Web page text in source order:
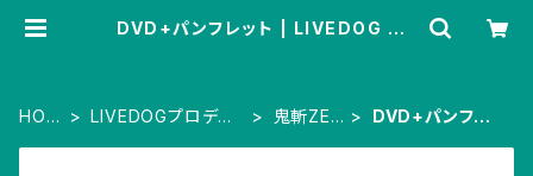
DVD+パンフレット | LIVEDOG SH
HOM
LIVEDOGプロデュ
鬼斬ZER
DVD+パンフレ